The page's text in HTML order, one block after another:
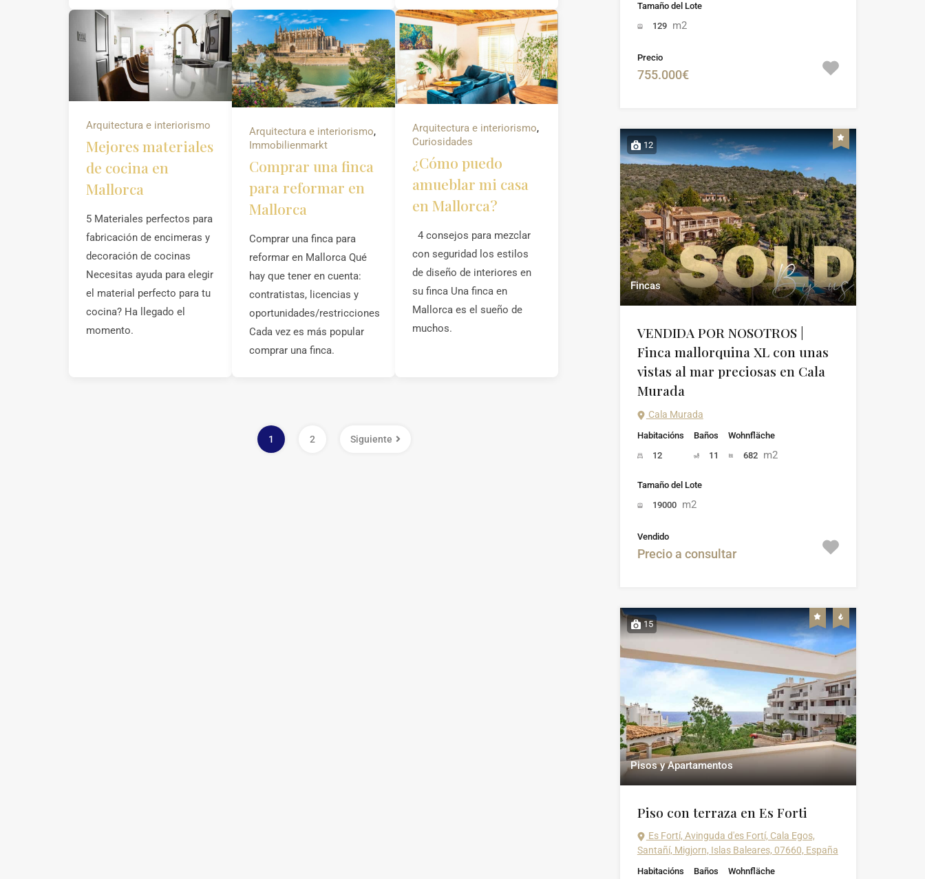
Arquitectura e interiorismo
Mejores materiales
de cocina en
Mallorca
5 Materiales perfectos para
fabricación de encimeras y
decoración de cocinas
Necesitas ayuda para elegir
el material perfecto para tu
cocina? Ha llegado el
momento.
Arquitectura e interiorismo,
Immobilienmarkt
Comprar una finca
para reformar en
Mallorca
Comprar una finca para
reformar en Mallorca Qué
hay que tener en cuenta:
contratistas, licencias y
oportunidades/restricciones
Cada vez es más popular
comprar una finca.
Arquitectura e interiorismo,
Curiosidades
¿Cómo puedo
amueblar mi casa
en Mallorca?
4 consejos para mezclar
con seguridad los estilos
de diseño de interiores en
su finca Una finca en
Mallorca es el sueño de
muchos.
1 2 Siguiente
Tamaño del Lote
129 m2
Precio
755.000€
12
Fincas
VENDIDA POR NOSOTROS |
Finca mallorquina XL con unas
vistas al mar preciosas en Cala
Murada
Cala Murada
Habitacións
12
Baños
11
Wohnfläche
682 m2
Tamaño del Lote
19000 m2
Vendido
Precio a consultar
15
Pisos y Apartamentos
Piso con terraza en Es Forti
Es Fortí, Avinguda d'es Fortí, Cala Egos,
Santañí, Migjorn, Islas Baleares, 07660, España
Habitacións Baños Wohnfläche